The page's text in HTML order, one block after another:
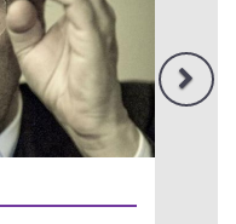
ARTE militante
Proteggersi, sempre